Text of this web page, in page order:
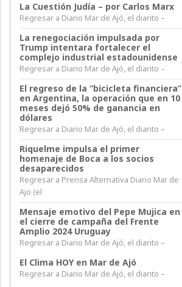
La Cuestión Judía – por Carlos Marx
Regresar a Diario Mar de Ajó, el diarito –
La renegociación impulsada por
Trump intentara fortalecer el
complejo industrial estadounidense
Regresar a Diario Mar de Ajó, el diarito –
El regreso de la “bicicleta financiera”
en Argentina, la operación que en 10
meses dejó 50% de ganancia en
dólares
Regresar a Diario Mar de Ajó, el diarito –
Riquelme impulsa el primer
homenaje de Boca a los socios
desaparecidos
Regresar a Prensa Alternativa Diario Mar de
Ajo (el
Mensaje emotivo del Pepe Mujica en
el cierre de campaña del Frente
Amplio 2024 Uruguay
Regresar a Diario Mar de Ajó, el diarito –
El Clima HOY en Mar de Ajó
Regresar a Diario Mar de Ajó, el diarito –